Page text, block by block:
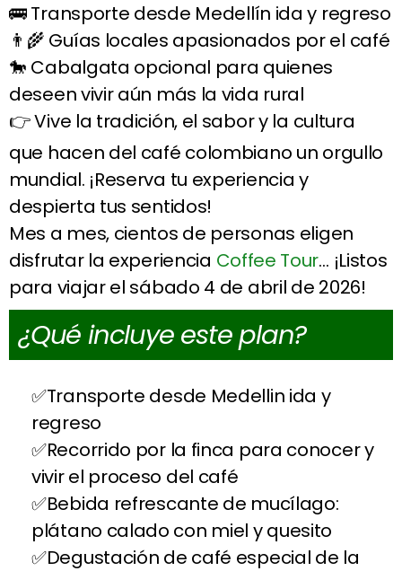
🚌 Transporte desde Medellín ida y regreso
👨‍🌾 Guías locales apasionados por el café
🐎 Cabalgata opcional para quienes
deseen vivir aún más la vida rural
👉 Vive la tradición, el sabor y la cultura
que hacen del café colombiano un orgullo
mundial. ¡Reserva tu experiencia y
despierta tus sentidos!
Mes a mes, cientos de personas eligen
disfrutar la experiencia Coffee Tour… ¡Listos
para viajar el sábado 4 de abril de 2026!
¿Qué incluye este plan?
Transporte desde Medellin ida y
regreso
Recorrido por la finca para conocer y
vivir el proceso del café
Bebida refrescante de mucílago:
plátano calado con miel y quesito
Degustación de café especial de la